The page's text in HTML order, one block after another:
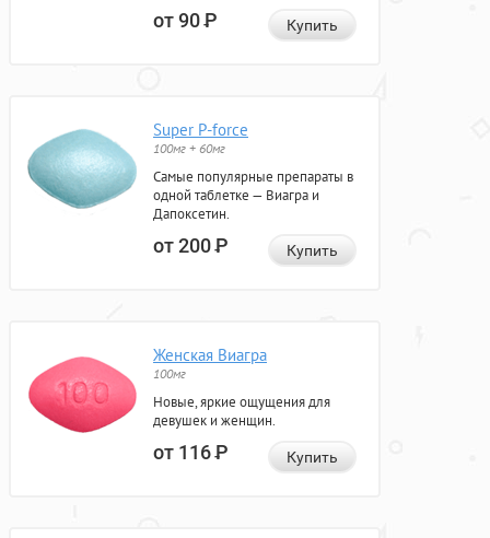
от 90Р Купить
Super P-force
100мг + 60мг
Самые популярные препараты в
одной таблетке — Виагра и
Дапоксетин.
от 200Р Купить
Женская Виагра
100мг
Новые, яркие ощущения для
девушек и женщин.
от 116Р Купить